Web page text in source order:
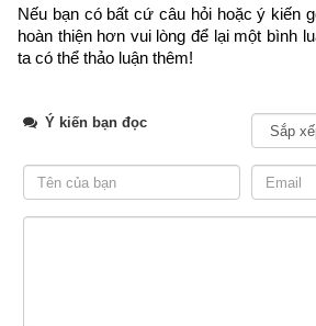
hành trong tiết Đông Chí
có 4 mùa Xuân, Hạ, Thu, Đông. Mỗi
Nếu bạn có bất cứ câu hỏi hoặc ý kiến
hoàn thiện hơn vui lòng để lại một bình
ta có thể thảo luận thêm!
Ý kiến bạn đọc